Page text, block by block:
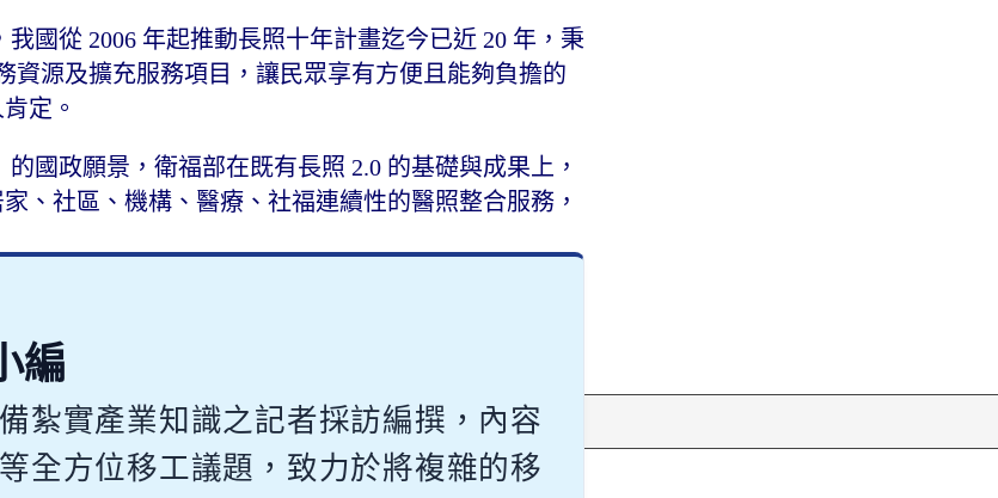
國從 2006 年起推動長照十年計畫迄今已近 20 年，秉
源及擴充服務項目，讓民眾享有方便且能夠負擔的
定。
國政願景，衛福部在既有長照 2.0 的基礎與成果上，
、社區、機構、醫療、社福連續性的醫照整合服務，
編
紮實產業知識之記者採訪編撰，內容
全方位移工議題，致力於將複雜的移